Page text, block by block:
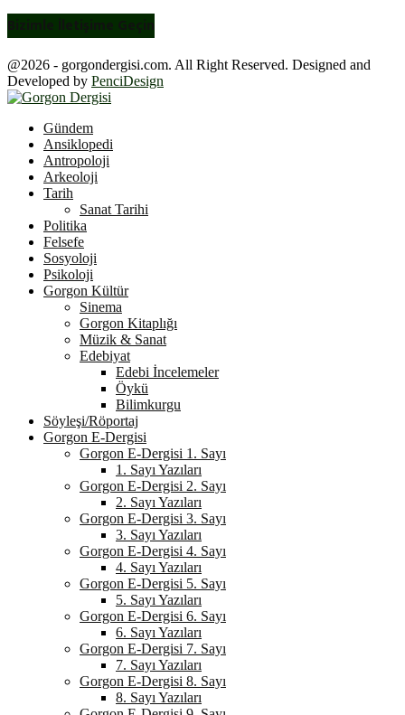
Bizimle İletişime Geçin
@2026 - gorgondergisi.com. All Right Reserved. Designed and
Developed by PenciDesign
Gündem
Ansiklopedi
Antropoloji
Arkeoloji
Tarih
Sanat Tarihi
Politika
Felsefe
Sosyoloji
Psikoloji
Gorgon Kültür
Sinema
Gorgon Kitaplığı
Müzik & Sanat
Edebiyat
Edebi İncelemeler
Öykü
Bilimkurgu
Söyleşi/Röportaj
Gorgon E-Dergisi
Gorgon E-Dergisi 1. Sayı
1. Sayı Yazıları
Gorgon E-Dergisi 2. Sayı
2. Sayı Yazıları
Gorgon E-Dergisi 3. Sayı
3. Sayı Yazıları
Gorgon E-Dergisi 4. Sayı
4. Sayı Yazıları
Gorgon E-Dergisi 5. Sayı
5. Sayı Yazıları
Gorgon E-Dergisi 6. Sayı
6. Sayı Yazıları
Gorgon E-Dergisi 7. Sayı
7. Sayı Yazıları
Gorgon E-Dergisi 8. Sayı
8. Sayı Yazıları